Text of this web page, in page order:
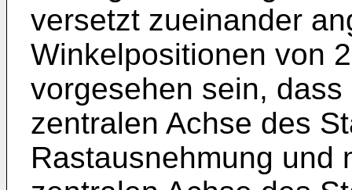
versetzt zueinander
Winkelpositionen von
vorgesehen sein,
zentralen Achse des
Rastausnehmung und